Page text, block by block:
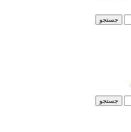
جستجو
جستجو